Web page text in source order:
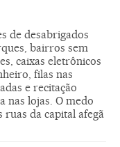
de desabrigados
bairros sem
caixas eletrônicos
filas nas
e recitação
nas lojas. O medo
ruas da capital afegã